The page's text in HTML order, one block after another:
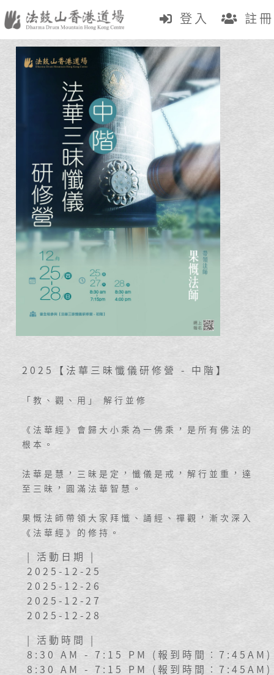
登入 註冊
2025【法華三昧懺儀研修營 - 中階】
「教、觀、用」 解行並修
《法華經》會歸大小乘為一佛乘，是所有佛法的
根本。
法華是慧，三昧是定，懺儀是戒，解行並重，達
至三昧，圓滿法華智慧。
果慨法師帶領大家拜懺、誦經、禪觀，漸次深入
《法華經》的修持。
| 活動日期 |
2025-12-25
2025-12-26
2025-12-27
2025-12-28
| 活動時間 |
8:30 AM - 7:15 PM (報到時間︰7:45AM)
8:30 AM - 7:15 PM (報到時間︰7:45AM)